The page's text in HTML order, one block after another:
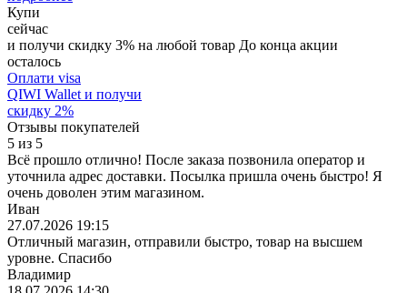
Купи
сейчас
и получи скидку 3% на любой товар До конца акции
осталось
Оплати visa
QIWI Wallet и получи
скидку 2%
Отзывы покупателей
5 из 5
Всё прошло отлично! После заказа позвонила оператор и
уточнила адрес доставки. Посылка пришла очень быстро! Я
очень доволен этим магазином.
Иван
27.07.2026 19:15
Отличный магазин, отправили быстро, товар на высшем
уровне. Спасибо
Владимир